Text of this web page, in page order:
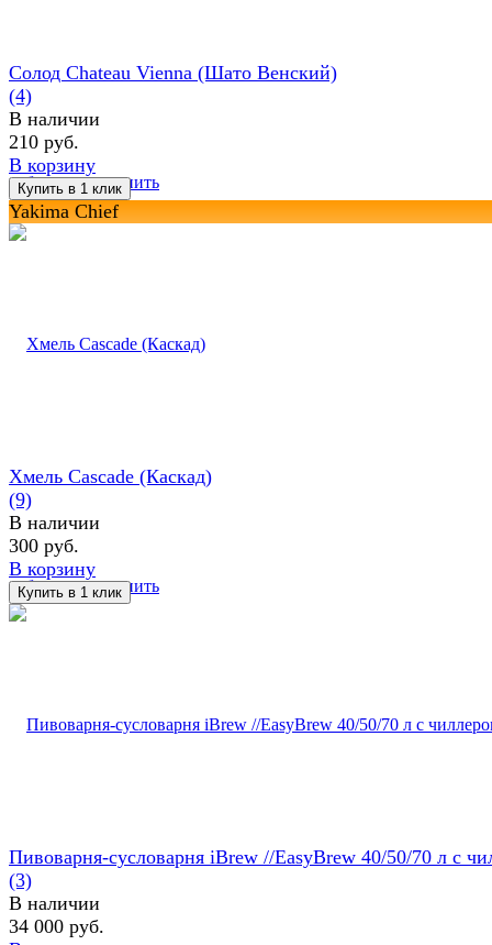
избранное сравнить
Солод Chateau Vienna (Шато Венский)
(4)
В наличии
210 руб.
В корзину
Yakima Chief
избранное сравнить
Хмель Cascade (Каскад)
(9)
В наличии
300 руб.
В корзину
Пивоварня-сусловарня iBrew //EasyBrew 40/50/70 л с
(3)
В наличии
34 000 руб.